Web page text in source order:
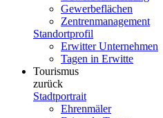
Gewerbeflächen
Zentrenmanagement
Standortprofil
Erwitter Unternehmen
Tagen in Erwitte
Tourismus
zurück
Stadtportrait
Ehrenmäler